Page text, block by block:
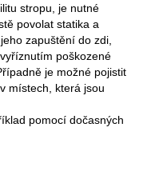
stropu, je nutné
povolat statika a
zapuštění do zdi,
poškozené
je možné pojistit
místech, která jsou
pomocí dočasných